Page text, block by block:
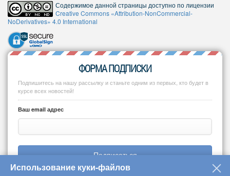
Содержимое данной страницы доступно по лицензии
Creative Commons «Attribution-NonCommercial-
NoDerivatives» 4.0 International
ФОРМА ПОДПИСКИ
Подпишитесь на нашу рассылку и станьте одним из первых, кто будет в
курсе всех новостей!
Ваш email адрес
Подписаться
Использование куки-файлов